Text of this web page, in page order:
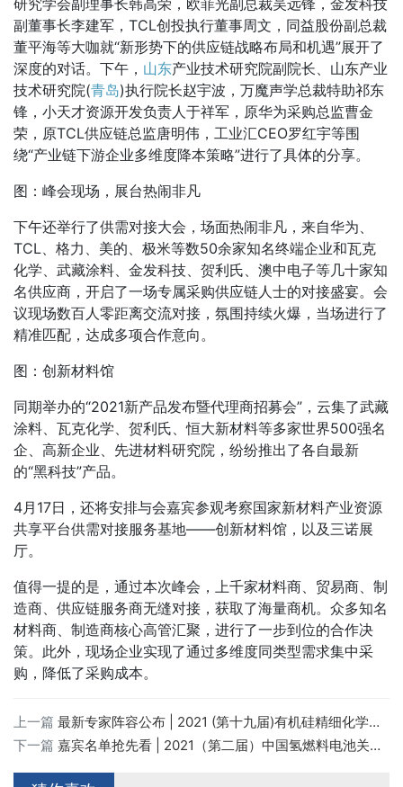
研究学会副理事长韩高荣，欧菲光副总裁吴远锋，金发科技
副董事长李建军， TCL创投执行董事周文，同益股份副总裁
董平海等大咖就“新形势下的供应链战略布局和机遇”展开了
深度的对话。下午， 山东产业技术研究院副院长、山东产业
技术研究院(青岛)执行院长赵宇波，万魔声学总裁特助祁东
锋，小天才资源开发负责人于祥军，原华为采购总监曹金
荣，原TCL供应链总监唐明伟，工业汇CEO罗红宇等围
绕“产业链下游企业多维度降本策略”进行了具体的分享。
图：峰会现场，展台热闹非凡
下午还举行了供需对接大会，场面热闹非凡，来自华为、
TCL、格力、美的、极米等数50余家知名终端企业和瓦克
化学、武藏涂料、金发科技、贺利氏、澳中电子等几十家知
名供应商，开启了一场专属采购供应链人士的对接盛宴。会
议现场数百人零距离交流对接，氛围持续火爆，当场进行了
精准匹配，达成多项合作意向。
图：创新材料馆
同期举办的“2021新产品发布暨代理商招募会”，云集了武藏
涂料、瓦克化学、贺利氏、恒大新材料等多家世界500强名
企、高新企业、先进材料研究院，纷纷推出了各自最新
的“黑科技”产品。
4月17日，还将安排与会嘉宾参观考察国家新材料产业资源
共享平台供需对接服务基地——创新材料馆，以及三诺展
厅。
值得一提的是，通过本次峰会，上千家材料商、贸易商、制
造商、供应链服务商无缝对接，获取了海量商机。众多知名
材料商、制造商核心高管汇聚，进行了一步到位的合作决
策。此外，现场企业实现了通过多维度同类型需求集中采
购，降低了采购成本。
上一篇 最新专家阵容公布 | 2021 (第十九届)有机硅精细化学品技术交流会
下一篇 嘉宾名单抢先看 | 2021（第二届）中国氢燃料电池关键材料与装备高峰论坛